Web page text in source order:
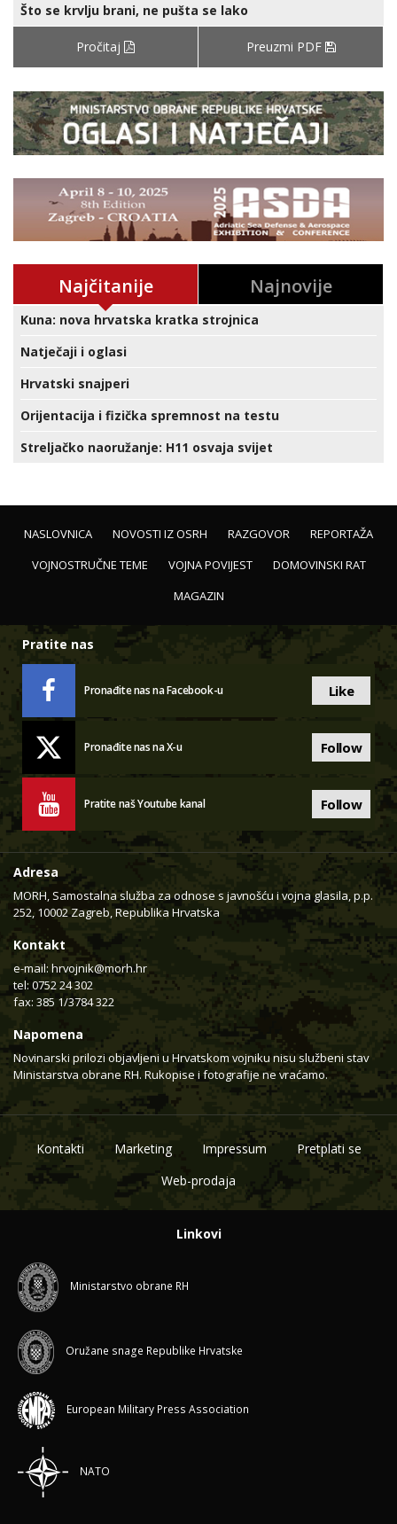
Što se krvlju brani, ne pušta se lako
Pročitaj Preuzmi PDF
Najčitanije Najnovije
Kuna: nova hrvatska kratka strojnica
Natječaji i oglasi
Hrvatski snajperi
Orijentacija i fizička spremnost na testu
Streljačko naoružanje: H11 osvaja svijet
NASLOVNICA NOVOSTI IZ OSRH RAZGOVOR
REPORTAŽA
VOJNOSTRUČNE TEME
VOJNA POVIJEST
DOMOVINSKI RAT
MAGAZIN
Pratite nas
Pronađite nas na Facebook-u Like
Pronađite nas na X-u Follow
Pratite naš Youtube kanal Follow
Adresa
MORH, Samostalna služba za odnose s javnošću i vojna glasila, p.p.
252, 10002 Zagreb, Republika Hrvatska
Kontakt
e-mail: hrvojnik@morh.hr
tel: 0752 24 302
fax: 385 1/3784 322
Napomena
Novinarski prilozi objavljeni u Hrvatskom vojniku nisu službeni stav
Ministarstva obrane RH. Rukopise i fotografije ne vraćamo.
Kontakti Marketing Impressum
Pretplati se
Web-prodaja
Linkovi
Ministarstvo obrane RH
Oružane snage Republike Hrvatske
European Military Press Association
NATO